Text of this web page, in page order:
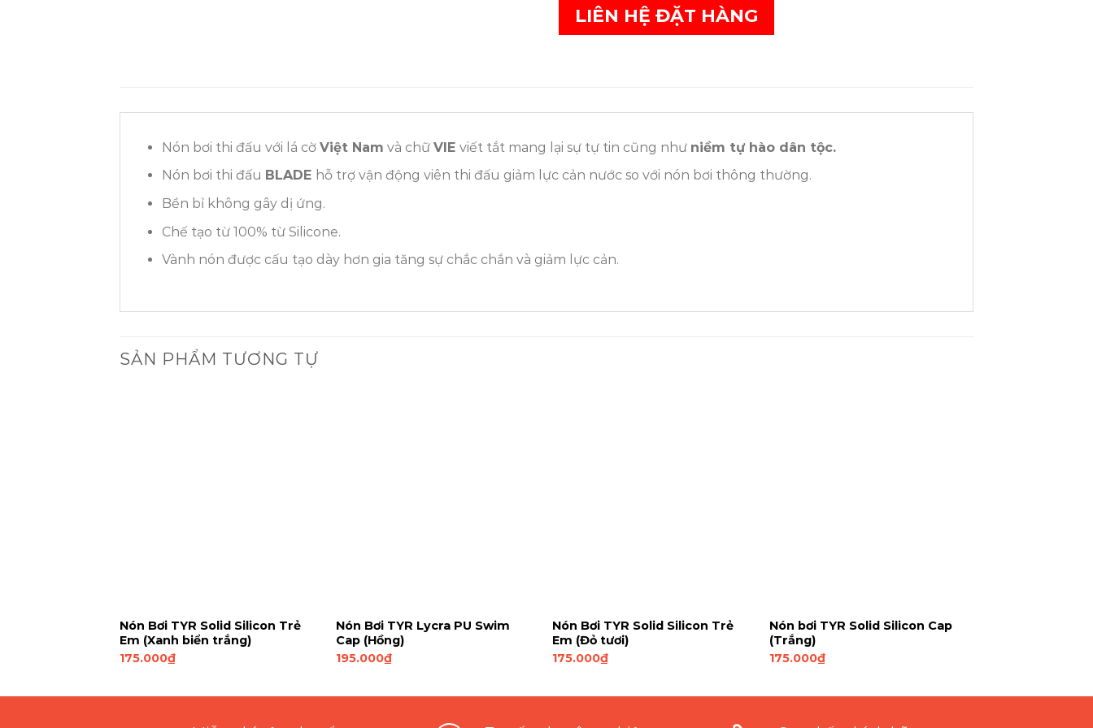
LIÊN HỆ ĐẶT HÀNG
Nón bơi thi đấu với lá cờ Việt Nam và chữ VIE viết tắt mang lại sự tự tin cũng như niềm tự hào dân tộc.
Nón bơi thi đấu BLADE hỗ trợ vận động viên thi đấu giảm lực cản nước so với nón bơi thông thường.
Bền bỉ không gây dị ứng.
Chế tạo từ 100% từ Silicone.
Vành nón được cấu tạo dày hơn gia tăng sự chắc chắn và giảm lực cản.
SẢN PHẨM TƯƠNG TỰ
Nón Bơi TYR Solid Silicon Trẻ
Em (Xanh biển trắng)
175.000₫
Nón Bơi TYR Lycra PU Swim
Cap (Hồng)
195.000₫
Nón Bơi TYR Solid Silicon Trẻ
Em (Đỏ tươi)
175.000₫
Nón bơi TYR Solid Silicon Cap
(Trắng)
175.000₫